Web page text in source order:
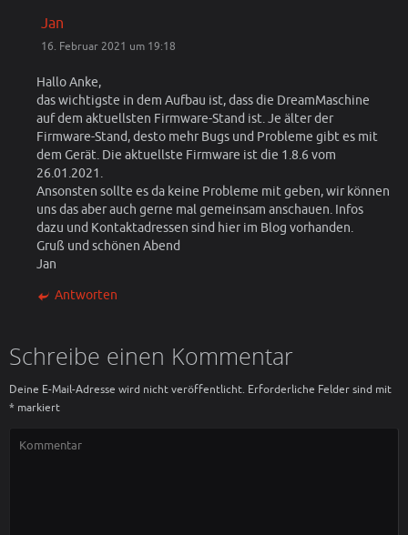
Jan
16. Februar 2021 um 19:18
Hallo Anke,
das wichtigste in dem Aufbau ist, dass die DreamMaschine
auf dem aktuellsten Firmware-Stand ist. Je älter der
Firmware-Stand, desto mehr Bugs und Probleme gibt es mit
dem Gerät. Die aktuellste Firmware ist die 1.8.6 vom
26.01.2021.
Ansonsten sollte es da keine Probleme mit geben, wir können
uns das aber auch gerne mal gemeinsam anschauen. Infos
dazu und Kontaktadressen sind hier im Blog vorhanden.
Gruß und schönen Abend
Jan
Antworten
Schreibe einen Kommentar
Deine E-Mail-Adresse wird nicht veröffentlicht. Erforderliche Felder sind mit
* markiert